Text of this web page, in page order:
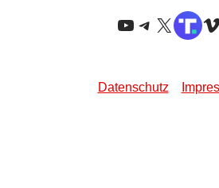
YouTube
Telegram
X
Datenschutz